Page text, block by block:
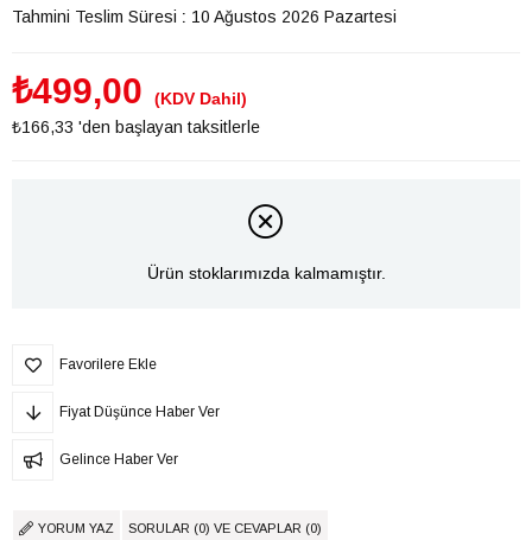
Tahmini Teslim Süresi : 10 Ağustos 2026 Pazartesi
₺499,00
(KDV Dahil)
₺166,33 'den başlayan taksitlerle
Ürün stoklarımızda kalmamıştır.
Favorilere Ekle
Fiyat Düşünce Haber Ver
Gelince Haber Ver
YORUM YAZ SORULAR (0) VE CEVAPLAR (0)